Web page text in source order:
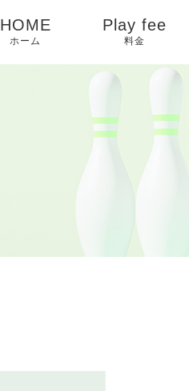
HOME
ホーム
Play fee
料金